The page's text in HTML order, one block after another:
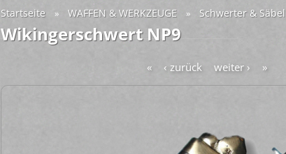
Startseite » WAFFEN & WERKZEUGE » Schwerter & Säbel
Wikingerschwert NP9
« ‹ zurück weiter › »